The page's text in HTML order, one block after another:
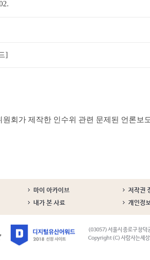
]
원회가 제작한 인수위 관련 문제된 언론보
마이 아카이브
저작권
내가 본 사료 개인정
(03057) 서울시 종로구 창덕
Copyright (C) 사람사는세